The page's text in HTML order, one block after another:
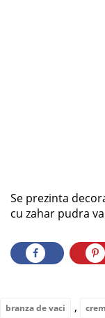
Se prezinta
cu zahar pudra
branza de vaci ,